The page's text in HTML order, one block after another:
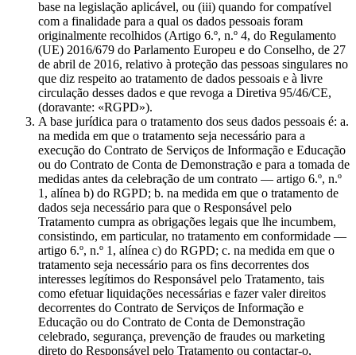
base na legislação aplicável, ou (iii) quando for compatível
com a finalidade para a qual os dados pessoais foram
originalmente recolhidos (Artigo 6.º, n.º 4, do Regulamento
(UE) 2016/679 do Parlamento Europeu e do Conselho, de 27
de abril de 2016, relativo à proteção das pessoas singulares no
que diz respeito ao tratamento de dados pessoais e à livre
circulação desses dados e que revoga a Diretiva 95/46/CE,
(doravante: «RGPD»).
A base jurídica para o tratamento dos seus dados pessoais é: a.
na medida em que o tratamento seja necessário para a
execução do Contrato de Serviços de Informação e Educação
ou do Contrato de Conta de Demonstração e para a tomada de
medidas antes da celebração de um contrato — artigo 6.º, n.º
1, alínea b) do RGPD; b. na medida em que o tratamento de
dados seja necessário para que o Responsável pelo
Tratamento cumpra as obrigações legais que lhe incumbem,
consistindo, em particular, no tratamento em conformidade —
artigo 6.º, n.º 1, alínea c) do RGPD; c. na medida em que o
tratamento seja necessário para os fins decorrentes dos
interesses legítimos do Responsável pelo Tratamento, tais
como efetuar liquidações necessárias e fazer valer direitos
decorrentes do Contrato de Serviços de Informação e
Educação ou do Contrato de Conta de Demonstração
celebrado, segurança, prevenção de fraudes ou marketing
direto do Responsável pelo Tratamento ou contactar-o,